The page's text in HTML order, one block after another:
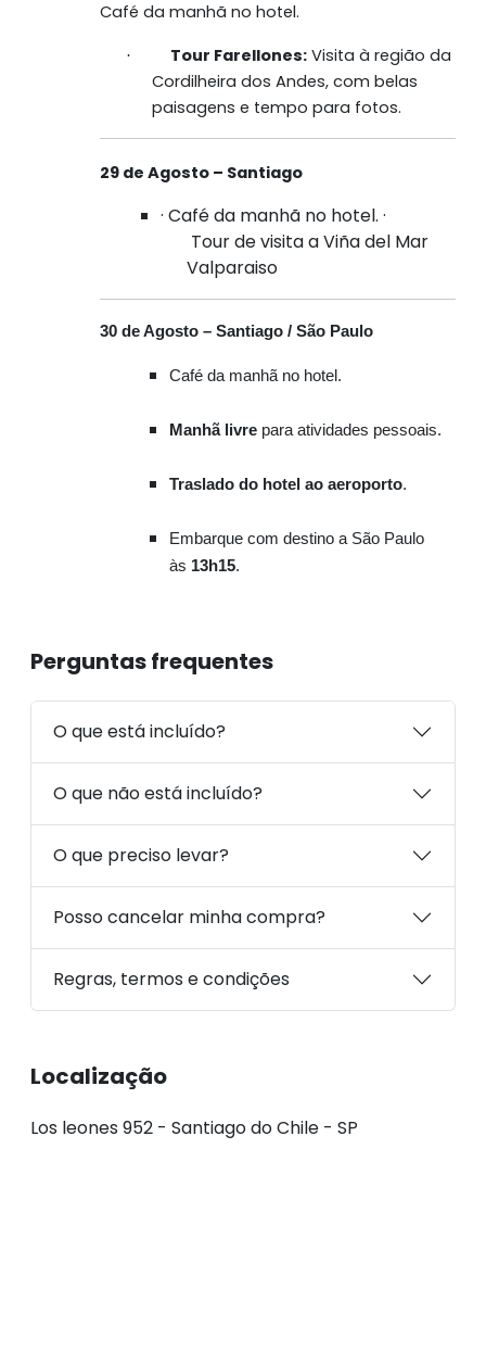
Café da manhã no hotel.
· Tour Farellones: Visita à região da
Cordilheira dos Andes, com belas
paisagens e tempo para fotos.
29 de Agosto – Santiago
· Café da manhã no hotel. ·
Tour de visita a Viña del Mar
Valparaiso
30 de Agosto – Santiago / São Paulo
Café da manhã no hotel.
Manhã livre para atividades pessoais.
Traslado do hotel ao aeroporto.
Embarque com destino a São Paulo
às 13h15.
Perguntas frequentes
O que está incluído?
O que não está incluído?
O que preciso levar?
Posso cancelar minha compra?
Regras, termos e condições
Localização
Los leones 952 - Santiago do Chile - SP